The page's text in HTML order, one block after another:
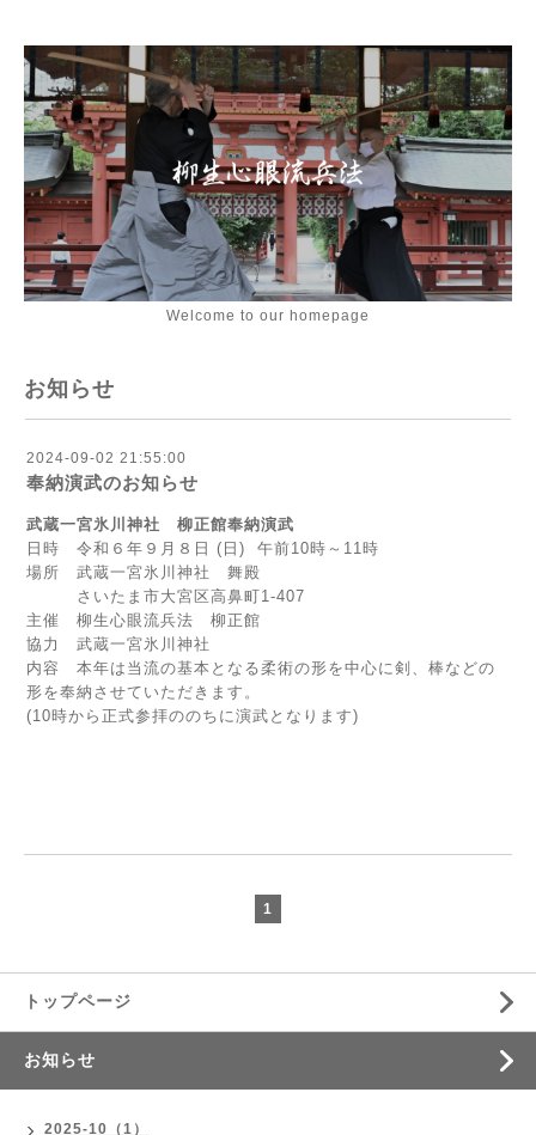
Welcome to our homepage
お知らせ
2024-09-02 21:55:00
奉納演武のお知らせ
武蔵一宮氷川神社 柳正館奉納演武
日時 令和６年９月８日 (日) 午前10時～11時
場所 武蔵一宮氷川神社 舞殿
さいたま市大宮区高鼻町1-407
主催 柳生心眼流兵法 柳正館
協力 武蔵一宮氷川神社
内容 本年は当流の基本となる柔術の形を中心に剣、棒などの
形を奉納させていただきます。
(10時から正式参拝ののちに演武となります)
1
トップページ
お知らせ
2025-10（1）